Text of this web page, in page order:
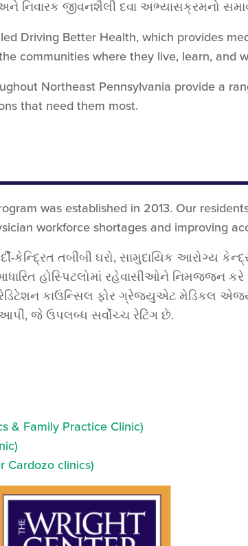
નિવારક જીવનશૈલી દવા અભ્યાસક્રમનો
Driving Better Health, which provides
communities where they live, learn, and
Northeast Pennsylvania provide a
that need them most.
was established in 2013. Our
workforce shortages and improving
કેન્દ્રિત તબીબી ઘરો, સામુદાયિક આરોગ્ય
હોસ્પિટલોમાં રહેવાસીઓને નિમજ્જન કરે
કાઉન્સિલ ફોર ગ્રેજ્યુએટ મેડિકલ
આપી, જે ઉપલબ્ધ સર્વોચ્ચ રેટિંગ છે.
& Family Practice Clinic)
Cardozo clinics)